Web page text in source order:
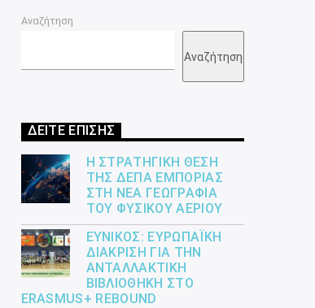
Αναζήτηση
Αναζήτηση
ΔΕΙΤΕ ΕΠΙΣΗΣ
Η ΣΤΡΑΤΗΓΙΚΉ ΘΈΣΗ
ΤΗΣ ΔΕΠΑ ΕΜΠΟΡΊΑΣ
ΣΤΗ ΝΈΑ ΓΕΩΓΡΑΦΊΑ
ΤΟΥ ΦΥΣΙΚΟΎ ΑΕΡΊΟΥ
ΕΎΝΙΚΟΣ: ΕΥΡΩΠΑΪΚΉ
ΔΙΆΚΡΙΣΗ ΓΙΑ ΤΗΝ
ΑΝΤΑΛΛΑΚΤΙΚΉ
ΒΙΒΛΙΟΘΉΚΗ ΣΤΟ
ERASMUS+ REBOUND